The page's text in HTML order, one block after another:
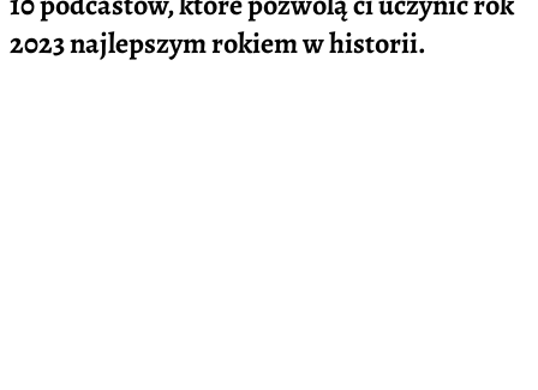
2023 najlepszym rokiem w historii.